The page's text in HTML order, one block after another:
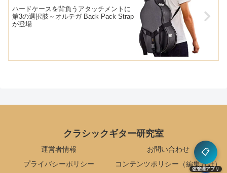
ハードケースを背負うアタッチメントに
第3の選択肢～オルテガ Back Pack Strap
が登場
クラシックギター研究室
運営者情報
お問い合わせ
プライバシーポリシー
コンテンツポリシー（編集方針）
📋
弦管理アプリ